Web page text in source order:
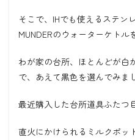
そこで、IHでも使えるステン
MUNDERのウォーターケトル
わが家の台所、ほとんどが白
で、あえて黒色を選んでみま
最近購入した台所道具ふたつ
直火にかけられるミルクポッ